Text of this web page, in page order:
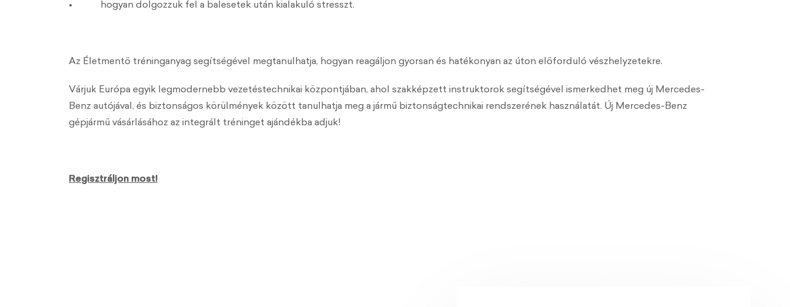
• hogyan dolgozzuk fel a balesetek után kialakuló stresszt.
Az Életmentő tréninganyag segítségével megtanulhatja, hogyan reagáljon gyorsan és hatékonyan az úton előforduló vészhelyzetekre.
Várjuk Európa egyik legmodernebb vezetéstechnikai központjában, ahol szakképzett instruktorok segítségével ismerkedhet meg új Mercedes-
Benz autójával, és biztonságos körülmények között tanulhatja meg a jármű biztonságtechnikai rendszerének használatát. Új Mercedes-Benz
gépjármű vásárlásához az integrált tréninget ajándékba adjuk!
Regisztráljon most!